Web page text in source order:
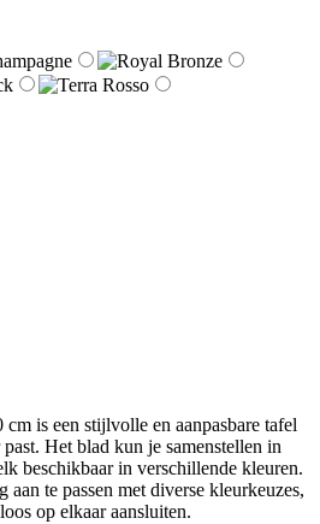
is een stijlvolle en aanpasbare tafel
Het blad kun je samenstellen in
beschikbaar in verschillende kleuren.
te passen met diverse kleurkeuzes,
op elkaar aansluiten.